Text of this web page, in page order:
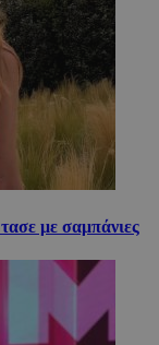
με σαμπάνιες